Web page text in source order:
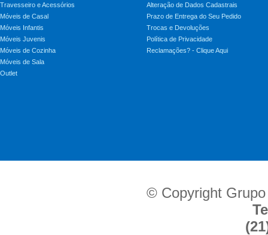
Travesseiro e Acessórios
Móveis de Casal
Móveis Infantis
Móveis Juvenis
Móveis de Cozinha
Móveis de Sala
Outlet
Alteração de Dados Cadastrais
Prazo de Entrega do Seu Pedido
Trocas e Devoluções
Política de Privacidade
Reclamações? - Clique Aqui
© Copyright